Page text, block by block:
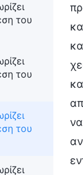
του
του
του